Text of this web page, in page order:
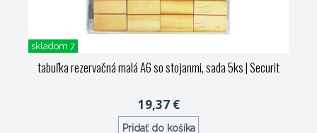
skladom 7
tabuľka rezervačná malá A6 so stojanmi, sada 5ks| Securit
19,37 €
Pridať do košíka